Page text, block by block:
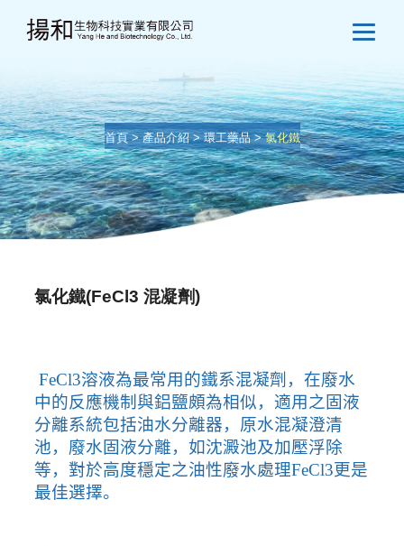
首頁>產品介紹>環工藥品>氯化鐵
氯化鐵(FeCl3 混凝劑)
FeCl3溶液為最常用的鐵系混凝劑，在廢水
中的反應機制與鋁鹽頗為相似，適用之固液
分離系統包括油水分離器，原水混凝澄清
池，廢水固液分離，如沈澱池及加壓浮除
等，對於高度穩定之油性廢水處理FeCl3更是
最佳選擇。